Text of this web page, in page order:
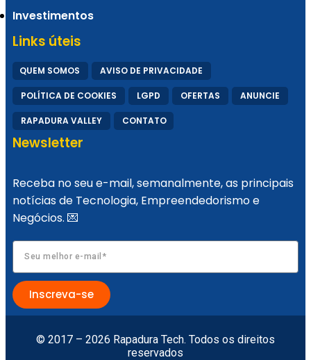
Investimentos
Links úteis
QUEM SOMOS AVISO DE PRIVACIDADE
POLÍTICA DE COOKIES LGPD OFERTAS ANUNCIE
RAPADURA VALLEY CONTATO
Newsletter
Receba no seu e-mail, semanalmente, as principais
notícias de Tecnologia, Empreendedorismo e
Negócios. 💌
Inscreva-se
© 2017 – 2026 Rapadura Tech. Todos os direitos
reservados